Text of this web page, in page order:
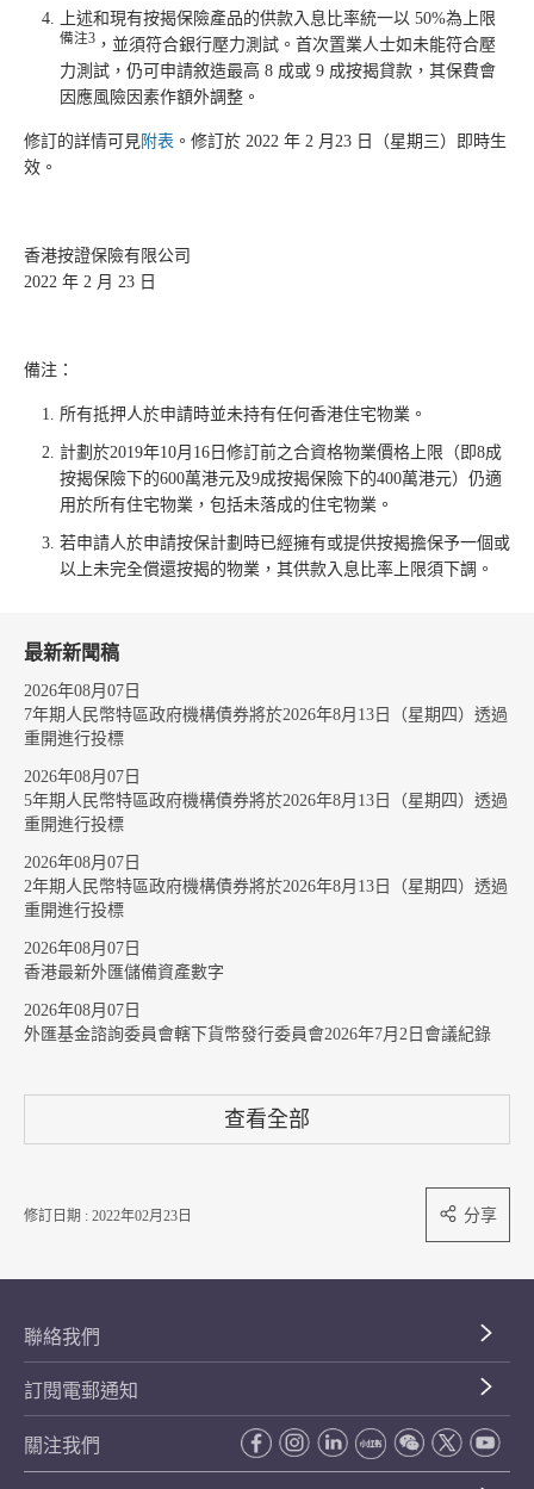
上述和現有按揭保險產品的供款入息比率統一以 50%為上限
備注3 ，並須符合銀行壓力測試。首次置業人士如未能符合壓
力測試，仍可申請敘造最高 8 成或 9 成按揭貸款，其保費會
因應風險因素作額外調整。
修訂的詳情可見附表 。修訂於 2022 年 2 月23 日（星期三）即時生
效。
香港按證保險有限公司
2022 年 2 月 23 日
備注：
所有抵押人於申請時並未持有任何香港住宅物業。
計劃於2019年10月16日修訂前之合資格物業價格上限（即8成
按揭保險下的600萬港元及9成按揭保險下的400萬港元）仍適
用於所有住宅物業，包括未落成的住宅物業。
若申請人於申請按保計劃時已經擁有或提供按揭擔保予一個或
以上未完全償還按揭的物業，其供款入息比率上限須下調。
最新新聞稿
2026年08月07日
7年期人民幣特區政府機構債券將於2026年8月13日（星期四）透過
重開進行投標
2026年08月07日
5年期人民幣特區政府機構債券將於2026年8月13日（星期四）透過
重開進行投標
2026年08月07日
2年期人民幣特區政府機構債券將於2026年8月13日（星期四）透過
重開進行投標
2026年08月07日
香港最新外匯儲備資產數字
2026年08月07日
外匯基金諮詢委員會轄下貨幣發行委員會2026年7月2日會議紀錄
查看全部
修訂日期 : 2022年02月23日 分享
聯絡我們
訂閱電郵通知
關注我們